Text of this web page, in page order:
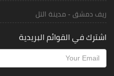
ريف دمشق - مدينة التل
اشترك في القوائم البريدية